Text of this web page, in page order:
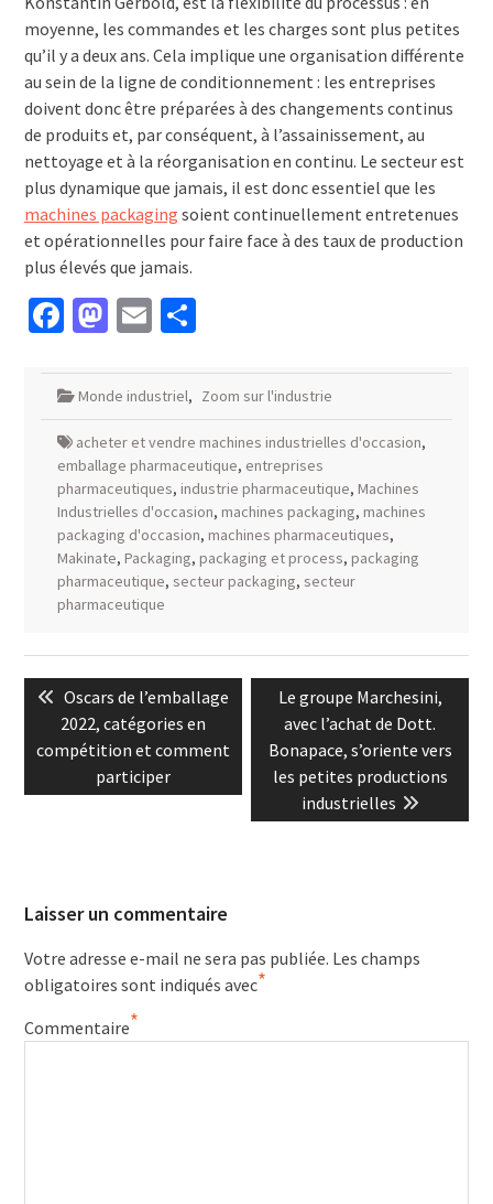
moyenne, les commandes et les charges sont plus petites
qu’il y a deux ans. Cela implique une organisation différente
au sein de la ligne de conditionnement : les entreprises
doivent donc être préparées à des changements continus
de produits et, par conséquent, à l’assainissement, au
nettoyage et à la réorganisation en continu. Le secteur est
plus dynamique que jamais, il est donc essentiel que les
machines packaging soient continuellement entretenues
et opérationnelles pour faire face à des taux de production
plus élevés que jamais.
Facebook
Mastodon
EmailPartager
Monde industriel, Zoom sur l'industrie
acheter et vendre machines industrielles d'occasion,
emballage pharmaceutique, entreprises
pharmaceutiques, industrie pharmaceutique, Machines
Industrielles d'occasion, machines packaging, machines
packaging d'occasion, machines pharmaceutiques,
Makinate, Packaging, packaging et process, packaging
pharmaceutique, secteur packaging, secteur
pharmaceutique
Navigation
de
l’article
Previous
post:
Oscars de l’emballage
2022, catégories en
compétition et comment
participer
Next
post:
Le groupe Marchesini,
avec l’achat de Dott.
Bonapace, s’oriente vers
les petites productions
industrielles
Laisser un commentaire
Votre adresse e-mail ne sera pas publiée. Les champs
obligatoires sont indiqués avec*
Commentaire*